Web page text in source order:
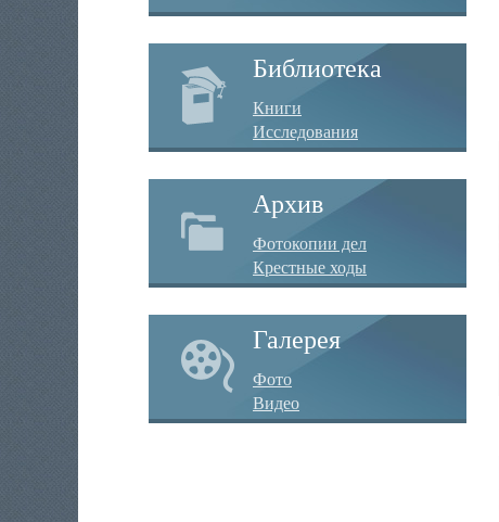
Библиотека
Книги
Исследования
Архив
Фотокопии дел
Крестные ходы
Галерея
Фото
Видео